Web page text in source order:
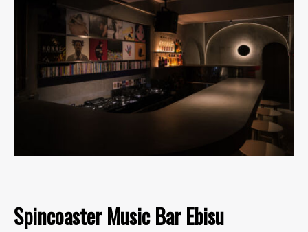
Spincoaster Music Bar Ebisu